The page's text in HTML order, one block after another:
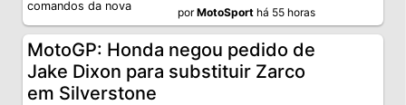
comandos da nova
porMotoSport há 55 horas
MotoGP: Honda negou pedido de
Jake Dixon para substituir Zarco
em Silverstone